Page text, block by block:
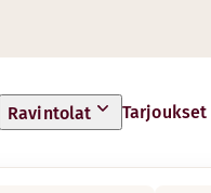
Ravintolat Tarjoukset